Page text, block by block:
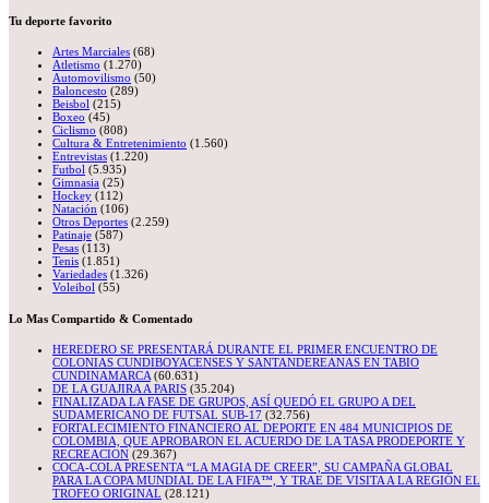
Tu deporte favorito
Artes Marciales (68)
Atletismo (1.270)
Automovilismo (50)
Baloncesto (289)
Beisbol (215)
Boxeo (45)
Ciclismo (808)
Cultura & Entretenimiento (1.560)
Entrevistas (1.220)
Futbol (5.935)
Gimnasia (25)
Hockey (112)
Natación (106)
Otros Deportes (2.259)
Patinaje (587)
Pesas (113)
Tenis (1.851)
Variedades (1.326)
Voleibol (55)
Lo Mas Compartido & Comentado
HEREDERO SE PRESENTARÁ DURANTE EL PRIMER ENCUENTRO DE
COLONIAS CUNDIBOYACENSES Y SANTANDEREANAS EN TABIO
CUNDINAMARCA (60.631)
DE LA GUAJIRA A PARIS (35.204)
FINALIZADA LA FASE DE GRUPOS, ASÍ QUEDÓ EL GRUPO A DEL
SUDAMERICANO DE FUTSAL SUB-17 (32.756)
FORTALECIMIENTO FINANCIERO AL DEPORTE EN 484 MUNICIPIOS DE
COLOMBIA, QUE APROBARON EL ACUERDO DE LA TASA PRODEPORTE Y
RECREACION (29.367)
COCA-COLA PRESENTA “LA MAGIA DE CREER”, SU CAMPAÑA GLOBAL
PARA LA COPA MUNDIAL DE LA FIFA™, Y TRAE DE VISITA A LA REGIÓN EL
TROFEO ORIGINAL (28.121)